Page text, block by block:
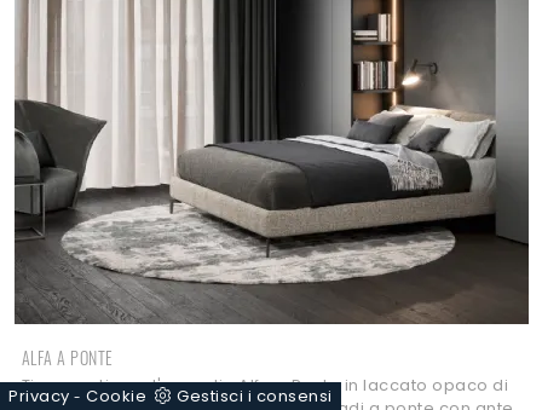
ALFA A PONTE
Ti presentiamo l'armadio Alfa a Ponte in laccato opaco di
Privacy - Cookie Gestisci i consensi